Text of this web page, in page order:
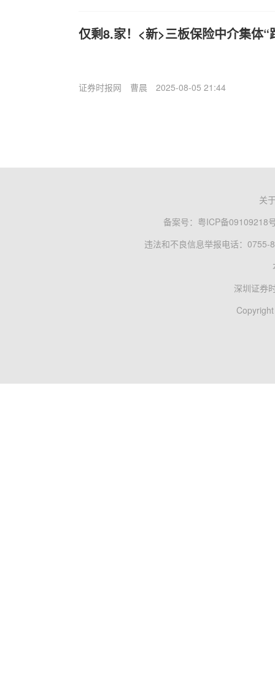
仅剩8.家！<新>三板保险中介集体“
证券时报网 曹晨 2025-08-05 21:44
关
备案号： 粤ICP备09109218
违法和不良信息举报电话：0755-
深圳证券